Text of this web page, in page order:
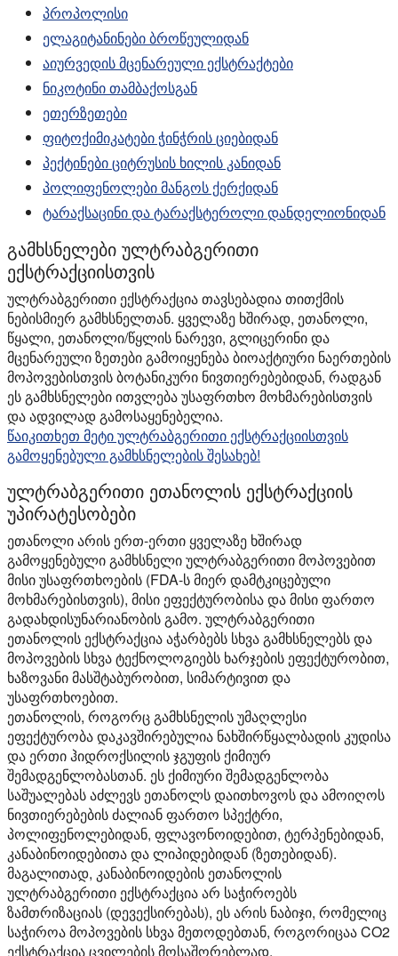
პროპოლისი
ელაგიტანინები ბროწეულიდან
აიურვედის მცენარეული ექსტრაქტები
ნიკოტინი თამბაქოსგან
ეთერზეთები
ფიტოქიმიკატები ჭინჭრის ციებიდან
პექტინები ციტრუსის ხილის კანიდან
პოლიფენოლები მანგოს ქერქიდან
ტარაქსაცინი და ტარაქსტეროლი დანდელიონიდან
გამხსნელები ულტრაბგერითი
ექსტრაქციისთვის
ულტრაბგერითი ექსტრაქცია თავსებადია თითქმის
ნებისმიერ გამხსნელთან. ყველაზე ხშირად, ეთანოლი,
წყალი, ეთანოლი/წყლის ნარევი, გლიცერინი და
მცენარეული ზეთები გამოიყენება ბიოაქტიური ნაერთების
მოპოვებისთვის ბოტანიკური ნივთიერებებიდან, რადგან
ეს გამხსნელები ითვლება უსაფრთხო მოხმარებისთვის
და ადვილად გამოსაყენებელია.
წაიკითხეთ მეტი ულტრაბგერითი ექსტრაქციისთვის
გამოყენებული გამხსნელების შესახებ!
ულტრაბგერითი ეთანოლის ექსტრაქციის
უპირატესობები
ეთანოლი არის ერთ-ერთი ყველაზე ხშირად
გამოყენებული გამხსნელი ულტრაბგერითი მოპოვებით
მისი უსაფრთხოების (FDA-ს მიერ დამტკიცებული
მოხმარებისთვის), მისი ეფექტურობისა და მისი ფართო
გადახდისუნარიანობის გამო. ულტრაბგერითი
ეთანოლის ექსტრაქცია აჭარბებს სხვა გამხსნელებს და
მოპოვების სხვა ტექნოლოგიებს ხარჯების ეფექტურობით,
ხაზოვანი მასშტაბურობით, სიმარტივით და
უსაფრთხოებით.
ეთანოლის, როგორც გამხსნელის უმაღლესი
ეფექტურობა დაკავშირებულია ნახშირწყალბადის კუდისა
და ერთი ჰიდროქსილის ჯგუფის ქიმიურ
შემადგენლობასთან. ეს ქიმიური შემადგენლობა
საშუალებას აძლევს ეთანოლს დაითხოვოს და ამოიღოს
ნივთიერებების ძალიან ფართო სპექტრი,
პოლიფენოლებიდან, ფლავონოიდებით, ტერპენებიდან,
კანაბინოიდებითა და ლიპიდებიდან (ზეთებიდან).
მაგალითად, კანაბინოიდების ეთანოლის
ულტრაბგერითი ექსტრაქცია არ საჭიროებს
ზამთრიზაციას (დევექსირებას), ეს არის ნაბიჯი, რომელიც
საჭიროა მოპოვების სხვა მეთოდებთან, როგორიცაა CO2
ექსტრაქცია ცვილების მოსაშორებლად.